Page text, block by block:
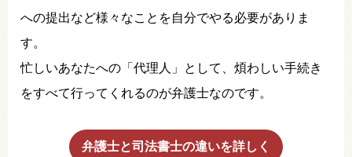
への提出など様々なことを自分でやる必要がありま
す。
忙しいあなたへの「代理人」として、煩わしい手続き
をすべて行ってくれるのが弁護士なのです。
弁護士と司法書士の違いを詳しく